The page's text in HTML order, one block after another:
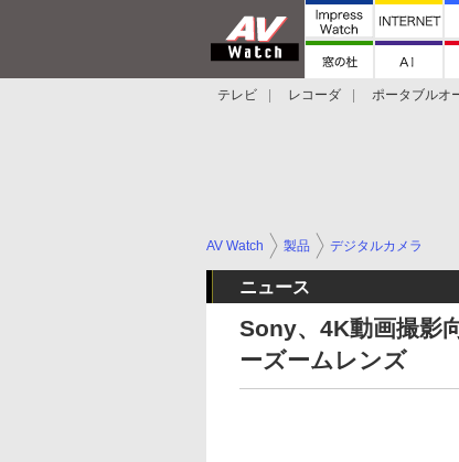
テレビ レコーダ ポータブルオ
AV Watch 製品 デジタルカメラ
ニュース
Sony、4K動画撮影
ーズームレンズ